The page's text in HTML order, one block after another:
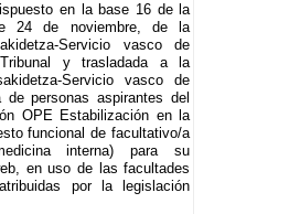
en la base 16 de la
24 de noviembre, de la
Servicio vasco de
y trasladada a la
Servicio vasco de
personas aspirantes del
OPE Estabilización en la
funcional de facultativo/a
interna) para su
en uso de las facultades
por la legislación